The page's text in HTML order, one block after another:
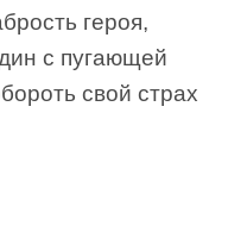
героя,
с пугающей
свой страх